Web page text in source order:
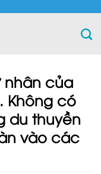
nhân của
Không có
du thuyền
vào các